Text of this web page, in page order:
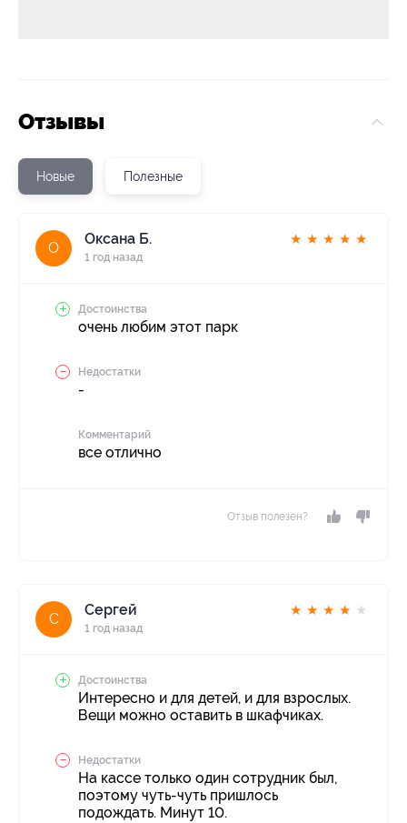
Отзывы
Новые Полезные
О
Оксана Б.
1 год назад
★ ★ ★ ★ ★
Достоинства
очень любим этот парк
Недостатки
-
Комментарий
все отлично
Отзыв полезен?
С
Сергей
1 год назад
★ ★ ★ ★ ★
Достоинства
Интересно и для детей, и для взрослых.
Вещи можно оставить в шкафчиках.
Недостатки
На кассе только один сотрудник был,
поэтому чуть-чуть пришлось
подождать. Минут 10.